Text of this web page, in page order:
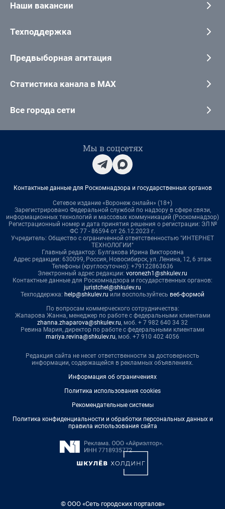
Наши вакансии
Техподдержка
Предвыборная агитация
Статистика канала в MAX
Все города сети
Мы в соцсетях
Контактные данные для Роскомнадзора и государственных органов
Сетевое издание «Воронеж онлайн» (18+)
Зарегистрировано Федеральной службой по надзору в сфере связи,
информационных технологий и массовых коммуникаций (Роскомнадзор)
Регистрационный номер и дата принятия решения о регистрации: ЭЛ №
ФС 77 - 86594 от 26.12.2023 г.
Учредитель: Общество с ограниченной ответственностью "ИНТЕРНЕТ
ТЕХНОЛОГИИ"
Главный редактор: Булгакова Ирина Викторовна
Адрес редакции: 630099, Россия, Новосибирск, ул. Ленина, 12, 6 этаж
Телефоны (круглосуточно): +79122863636
Электронный адрес редакции: voronezh1@shkulev.ru
Контактные данные для Роскомнадзора и государственных органов:
juristchel@shkulev.ru
Техподдержка: help@shkulev.ru или воспользуйтесь веб-формой
По вопросам коммерческого сотрудничества:
Жапарова Жанна, менеджер по работе с федеральными клиентами
zhanna.zhaparova@shkulev.ru, моб. + 7 982 640 34 32
Ревина Мария, директор по работе с федеральными клиентами
mariya.revina@shkulev.ru, моб. +7 910 402 4056
Редакция сайта не несет ответственности за достоверность
информации, содержащейся в рекламных объявлениях.
Информация об ограничениях
Политика использования cookies
Рекомендательные системы
Политика конфиденциальности и обработки персональных данных и
правила использования сайта
© ООО «Сеть городских порталов»